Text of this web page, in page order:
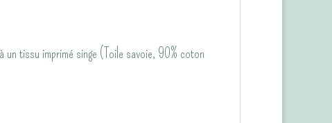
tissu imprimé singe (Toile savoie, 90% coton